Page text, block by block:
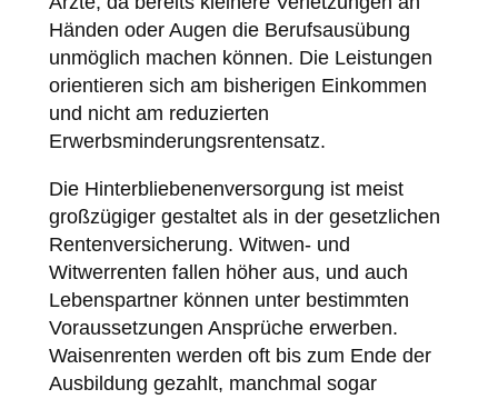
Händen oder Augen die Berufsausübung
unmöglich machen können. Die Leistungen
orientieren sich am bisherigen Einkommen
und nicht am reduzierten
Erwerbsminderungsrentensatz.
Die Hinterbliebenenversorgung ist meist
großzügiger gestaltet als in der gesetzlichen
Rentenversicherung. Witwen- und
Witwerrenten fallen höher aus, und auch
Lebenspartner können unter bestimmten
Voraussetzungen Ansprüche erwerben.
Waisenrenten werden oft bis zum Ende der
Ausbildung gezahlt, manchmal sogar